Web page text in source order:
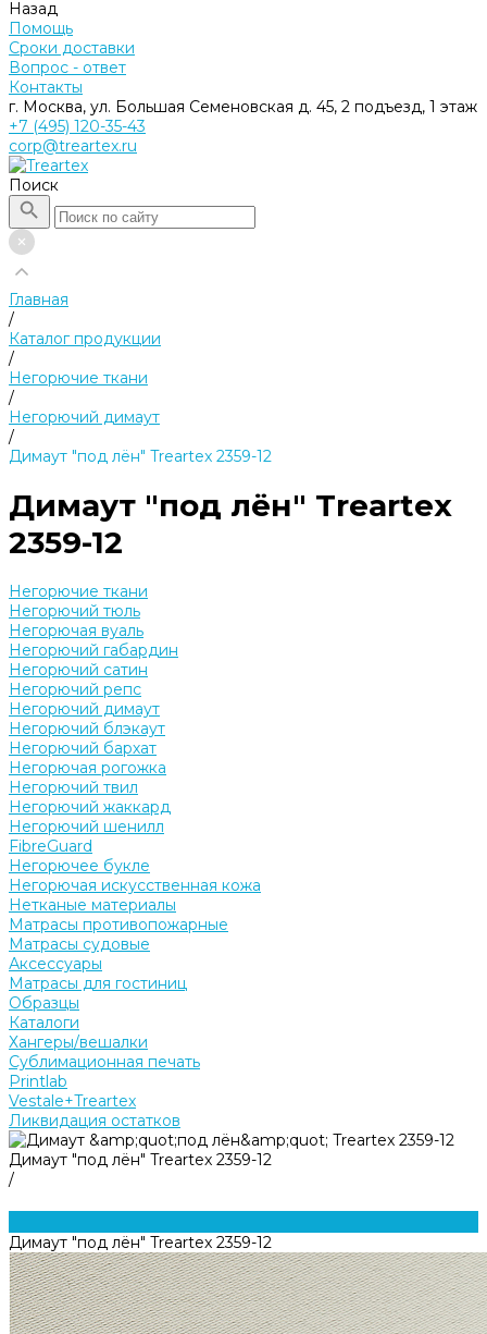
Назад
Помощь
Сроки доставки
Вопрос - ответ
Контакты
г. Москва, ул. Большая Семеновская д. 45, 2 подъезд, 1 этаж
+7 (495) 120-35-43
corp@treartex.ru
Поиск
Главная
/
Каталог продукции
/
Негорючие ткани
/
Негорючий димаут
/
Димаут "под лён" Treartex 2359-12
Димаут "под лён" Treartex
2359-12
Негорючие ткани
Негорючий тюль
Негорючая вуаль
Негорючий габардин
Негорючий сатин
Негорючий репс
Негорючий димаут
Негорючий блэкаут
Негорючий бархат
Негорючая рогожка
Негорючий твил
Негорючий жаккард
Негорючий шенилл
FibreGuard
Негорючее букле
Негорючая искусственная кожа
Нетканые материалы
Матрасы противопожарные
Матрасы судовые
Аксессуары
Матрасы для гостиниц
Образцы
Каталоги
Хангеры/вешалки
Сублимационная печать
Printlab
Vestale+Treartex
Ликвидация остатков
Димаут "под лён" Treartex 2359-12
/
Димаут "под лён" Treartex 2359-12